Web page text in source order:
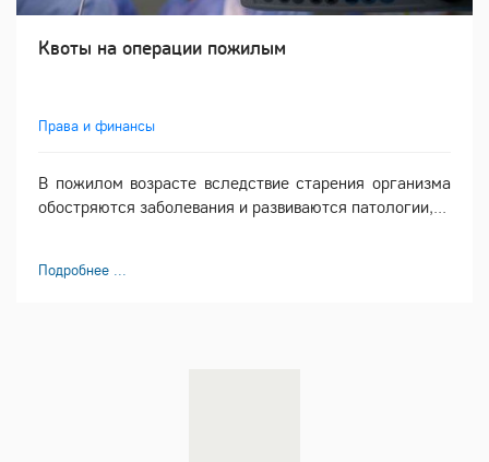
Квоты на операции пожилым
Права и финансы
В пожилом возрасте вследствие старения организма
обостряются заболевания и развиваются патологии,...
Подробнее ...